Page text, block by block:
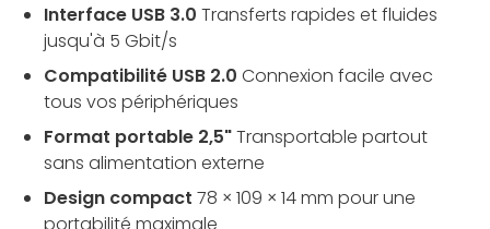
Interface USB 3.0 Transferts rapides et fluides
jusqu'à 5 Gbit/s
Compatibilité USB 2.0 Connexion facile avec
tous vos périphériques
Format portable 2,5"Transportable partout
sans alimentation externe
Design compact 78 × 109 × 14 mm pour une
portabilité maximale